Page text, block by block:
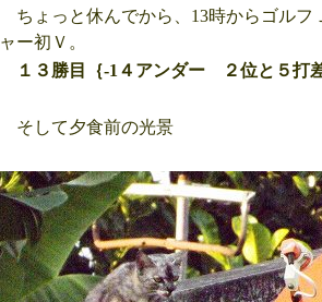
ちょっと休んでから、13時からゴル
ャー初Ｖ。
１３勝目｛-1４アンダー ２位と５打
そして夕食前の光景